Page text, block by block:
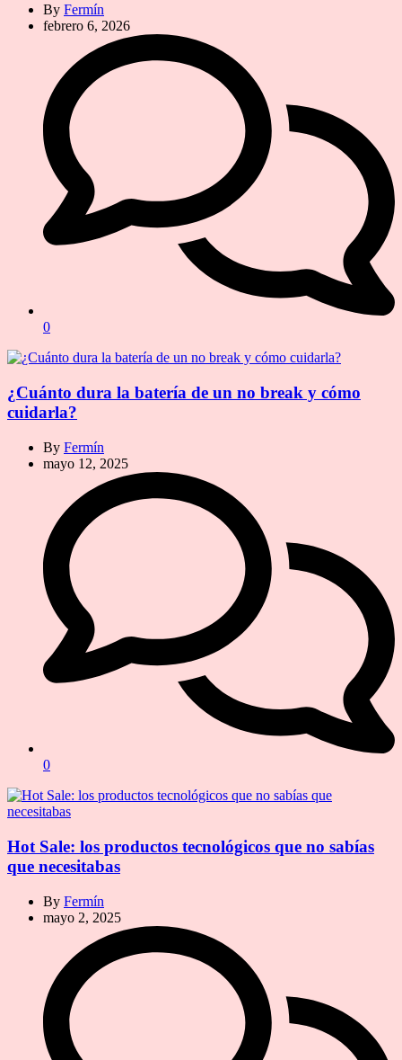
By Fermín
febrero 6, 2026
0
¿Cuánto dura la batería de un no break y cómo
cuidarla?
By Fermín
mayo 12, 2025
0
Hot Sale: los productos tecnológicos que no sabías
que necesitabas
By Fermín
mayo 2, 2025